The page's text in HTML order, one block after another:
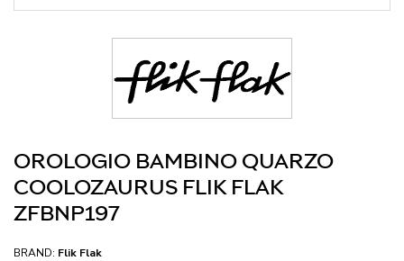
OROLOGIO BAMBINO QUARZO
COOLOZAURUS FLIK FLAK
ZFBNP197
BRAND: Flik Flak